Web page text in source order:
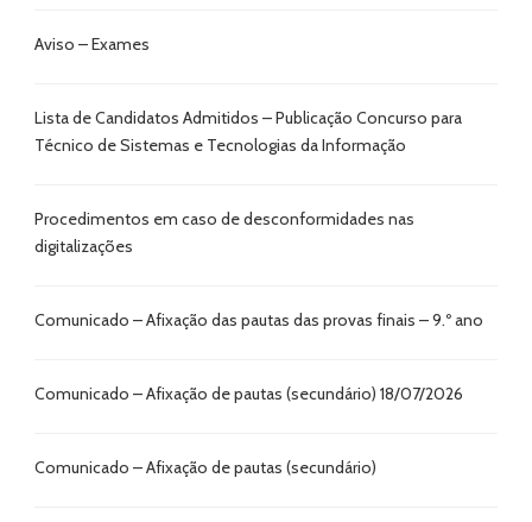
Aviso – Exames
Lista de Candidatos Admitidos – Publicação Concurso para
Técnico de Sistemas e Tecnologias da Informação
Procedimentos em caso de desconformidades nas
digitalizações
Comunicado – Afixação das pautas das provas finais – 9.º ano
Comunicado – Afixação de pautas (secundário) 18/07/2026
Comunicado – Afixação de pautas (secundário)